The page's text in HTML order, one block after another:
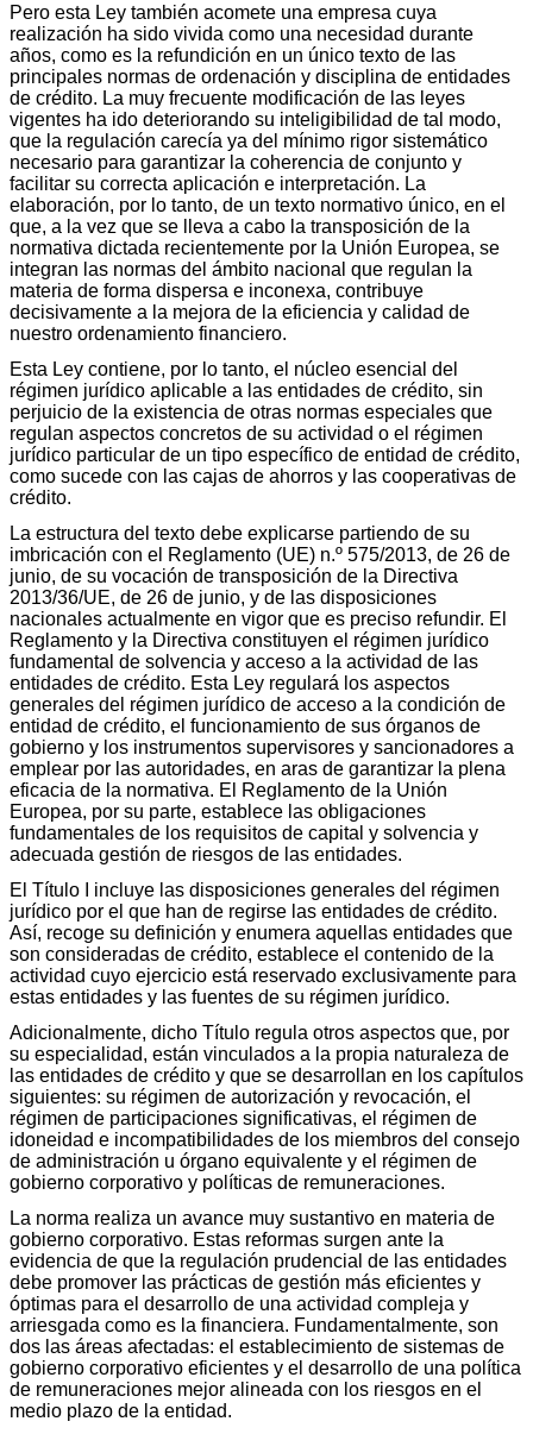
Pero esta Ley también acomete una empresa cuya
realización ha sido vivida como una necesidad durante
años, como es la refundición en un único texto de las
principales normas de ordenación y disciplina de entidades
de crédito. La muy frecuente modificación de las leyes
vigentes ha ido deteriorando su inteligibilidad de tal modo,
que la regulación carecía ya del mínimo rigor sistemático
necesario para garantizar la coherencia de conjunto y
facilitar su correcta aplicación e interpretación. La
elaboración, por lo tanto, de un texto normativo único, en el
que, a la vez que se lleva a cabo la transposición de la
normativa dictada recientemente por la Unión Europea, se
integran las normas del ámbito nacional que regulan la
materia de forma dispersa e inconexa, contribuye
decisivamente a la mejora de la eficiencia y calidad de
nuestro ordenamiento financiero.
Esta Ley contiene, por lo tanto, el núcleo esencial del
régimen jurídico aplicable a las entidades de crédito, sin
perjuicio de la existencia de otras normas especiales que
regulan aspectos concretos de su actividad o el régimen
jurídico particular de un tipo específico de entidad de crédito,
como sucede con las cajas de ahorros y las cooperativas de
crédito.
La estructura del texto debe explicarse partiendo de su
imbricación con el Reglamento (UE) n.º 575/2013, de 26 de
junio, de su vocación de transposición de la Directiva
2013/36/UE, de 26 de junio, y de las disposiciones
nacionales actualmente en vigor que es preciso refundir. El
Reglamento y la Directiva constituyen el régimen jurídico
fundamental de solvencia y acceso a la actividad de las
entidades de crédito. Esta Ley regulará los aspectos
generales del régimen jurídico de acceso a la condición de
entidad de crédito, el funcionamiento de sus órganos de
gobierno y los instrumentos supervisores y sancionadores a
emplear por las autoridades, en aras de garantizar la plena
eficacia de la normativa. El Reglamento de la Unión
Europea, por su parte, establece las obligaciones
fundamentales de los requisitos de capital y solvencia y
adecuada gestión de riesgos de las entidades.
El Título I incluye las disposiciones generales del régimen
jurídico por el que han de regirse las entidades de crédito.
Así, recoge su definición y enumera aquellas entidades que
son consideradas de crédito, establece el contenido de la
actividad cuyo ejercicio está reservado exclusivamente para
estas entidades y las fuentes de su régimen jurídico.
Adicionalmente, dicho Título regula otros aspectos que, por
su especialidad, están vinculados a la propia naturaleza de
las entidades de crédito y que se desarrollan en los capítulos
siguientes: su régimen de autorización y revocación, el
régimen de participaciones significativas, el régimen de
idoneidad e incompatibilidades de los miembros del consejo
de administración u órgano equivalente y el régimen de
gobierno corporativo y políticas de remuneraciones.
La norma realiza un avance muy sustantivo en materia de
gobierno corporativo. Estas reformas surgen ante la
evidencia de que la regulación prudencial de las entidades
debe promover las prácticas de gestión más eficientes y
óptimas para el desarrollo de una actividad compleja y
arriesgada como es la financiera. Fundamentalmente, son
dos las áreas afectadas: el establecimiento de sistemas de
gobierno corporativo eficientes y el desarrollo de una política
de remuneraciones mejor alineada con los riesgos en el
medio plazo de la entidad.